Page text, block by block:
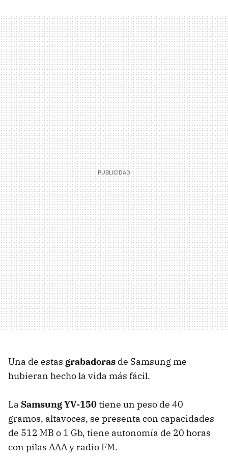
Una de estas grabadoras de Samsung me
hubieran hecho la vida más fácil.
La Samsung YV-150tiene un peso de 40
gramos, altavoces, se presenta con capacidades
de 512 MB o 1 Gb, tiene autonomía de 20 horas
con pilas AAA y radio FM.